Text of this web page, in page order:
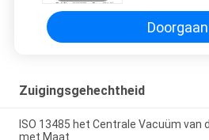
Doorgaan
Zuigingsgehechtheid
ISO 13485 het Centrale Vacuüm van
met Maat